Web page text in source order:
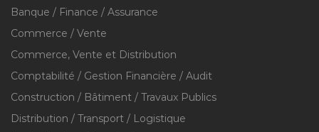
Banque / Finance / Assurance
Commerce / Vente
Commerce, Vente et Distribution
Comptabilité / Gestion Financière / Audit
Construction / Bâtiment / Travaux Publics
Distribution / Transport / Logistique